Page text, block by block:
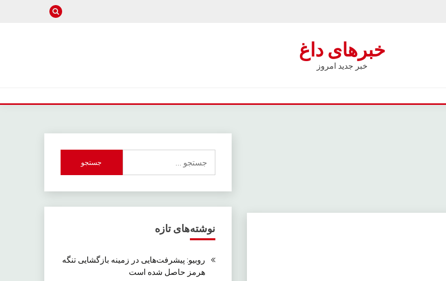
خبرهای داغ
خبر جدید امروز
برای:
نوشته‌های تازه
روبیو: پیشرفت‌هایی در زمینه بازگشایی تنگه
هرمز حاصل شده است